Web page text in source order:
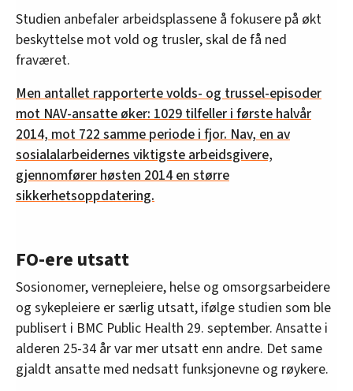
Studien anbefaler arbeidsplassene å fokusere på økt
beskyttelse mot vold og trusler, skal de få ned
fraværet.
Men antallet rapporterte volds- og trussel-episoder
mot NAV-ansatte øker: 1029 tilfeller i første halvår
2014, mot 722 samme periode i fjor. Nav, en av
sosialalarbeidernes viktigste arbeidsgivere,
gjennomfører høsten 2014 en større
sikkerhetsoppdatering.
FO-ere utsatt
Sosionomer, vernepleiere, helse og omsorgsarbeidere
og sykepleiere er særlig utsatt, ifølge studien som ble
publisert i BMC Public Health 29. september. Ansatte i
alderen 25-34 år var mer utsatt enn andre. Det same
gjaldt ansatte med nedsatt funksjonevne og røykere.